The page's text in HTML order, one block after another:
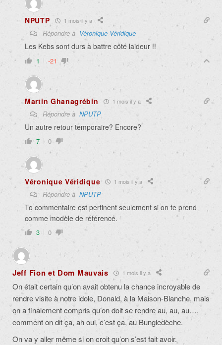
NPUTP 1 mois il y a
Répondre à Véronique Véridique
Les Kebs sont durs à battre côté laideur !!
1 -21
Martin Ghanagrébin 1 mois il y a
Répondre à NPUTP
Un autre retour temporaire? Encore?
7 0
Véronique Véridique 1 mois il y a
Répondre à NPUTP
To commentaire est pertinent seulement si on te prend
comme modèle de référence.
3 0
Jeff Fion et Dom Mauvais 1 mois il y a
On était certain qu’on avait obtenu la chance incroyable de
rendre visite à notre idole, Donald, à la Maison-Blanche, mais
on a finalement compris qu’on doit se rendre au, au, au…,
comment on dit ça, ah oui, c’est ça, au Bungledèche.
On va y aller même si on croit qu’on s’est fait avoir.